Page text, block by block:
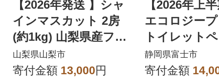
【2026年発送 】シャ
インマスカット 2房
(約1kg) 山梨県産フル
ーツ 人気のぶどう
山梨県山梨市
寄付金額 13,000円
【2026年上
エコロジー
トイレット
ダブル 96ロ
品 人気
静岡県富士市
寄付金額